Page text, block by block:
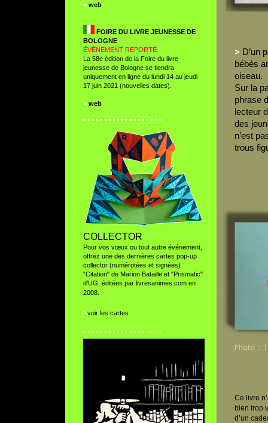
> web
FOIRE DU LIVRE JEUNESSE DE
BOLOGNE
ÉVÈNEMENT REPORTÉ
La 58e édition de la Foire du livre
jeunesse de Bologne se tiendra
uniquement en ligne du lundi 14 au jeudi
17 juin 2021 (nouvelles dates).
> web
° ° ° ° ° ° ° ° ° ° ° ° ° ° ° ° ° ° °
COLLECTOR
Pour vos vœux ou tout autre événement,
offrez une des dernières cartes pop-up
collector (numérotées et signées)
"Citation" de Marion Bataille et "Prismatic"
d’UG, éditées par livresanimes.com en
2008.
>voir les cartes
° ° ° ° ° ° ° ° ° ° ° ° ° ° ° ° ° ° °
>D’un
bébés
oiseau.
Sur la
phrase
lecteur
des
n’est
trous
Ce livre
bien trop
d’un